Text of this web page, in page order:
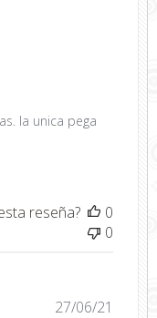
la unica pega
reseña?
0
0
27/06/21